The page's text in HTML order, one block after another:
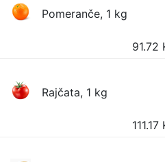
Pomeranče, 1 kg
91.72
Rajčata, 1 kg
111.17